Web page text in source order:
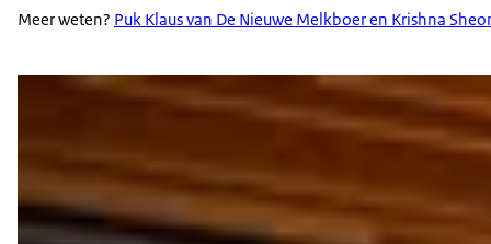
Meer weten? Puk Klaus van De Nieuwe Melkboer en Krishna